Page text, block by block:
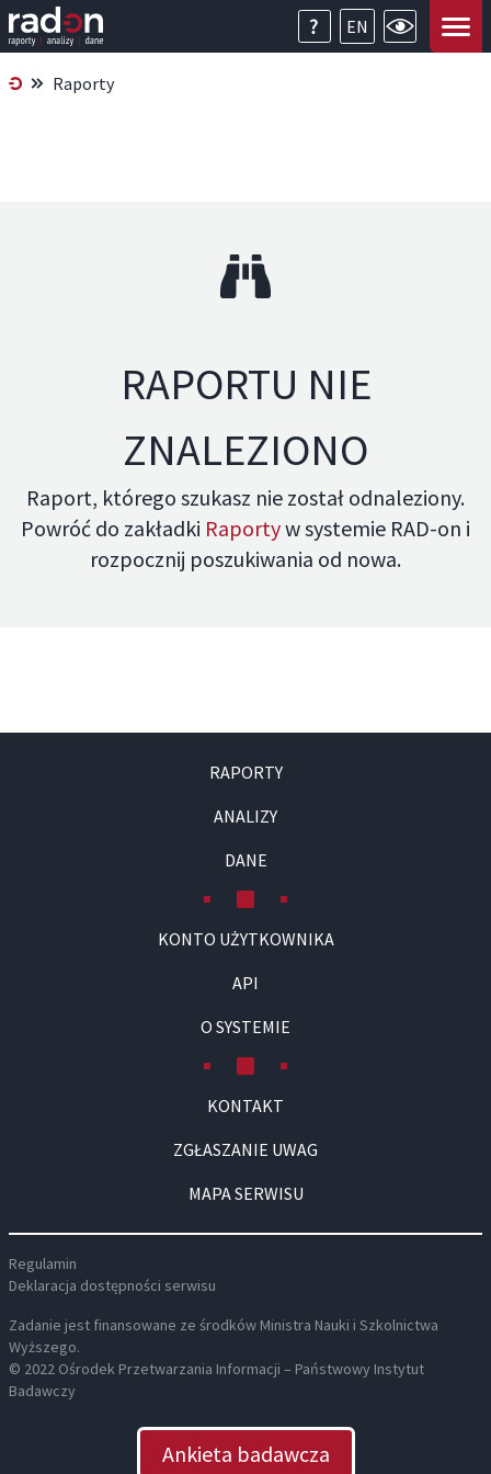
EN
Raporty
RAPORTU NIE
ZNALEZIONO
Raport, którego szukasz nie został odnaleziony.
Powróć do zakładki Raportyw systemie RAD-on i
rozpocznij poszukiwania od nowa.
RAPORTY
ANALIZY
DANE
KONTO UŻYTKOWNIKA
API
O SYSTEMIE
KONTAKT
ZGŁASZANIE UWAG
MAPA SERWISU
Zadanie jest finansowane ze środków Ministra Nauki i Szkolnictwa
Wyższego.
© 2022 Ośrodek Przetwarzania Informacji – Państwowy Instytut
Badawczy
Regulamin
Deklaracja dostępności serwisu
Ankieta badawcza